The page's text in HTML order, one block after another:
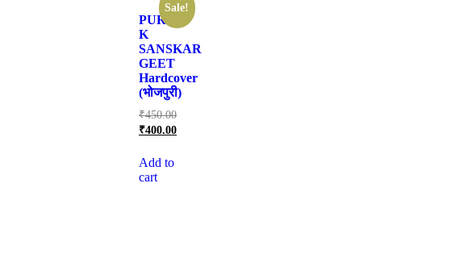
Sale!
PURAB
K
SANSKAR
GEET
Hardcover
(भोजपुरी)
₹450.00
₹400.00
Add to
cart